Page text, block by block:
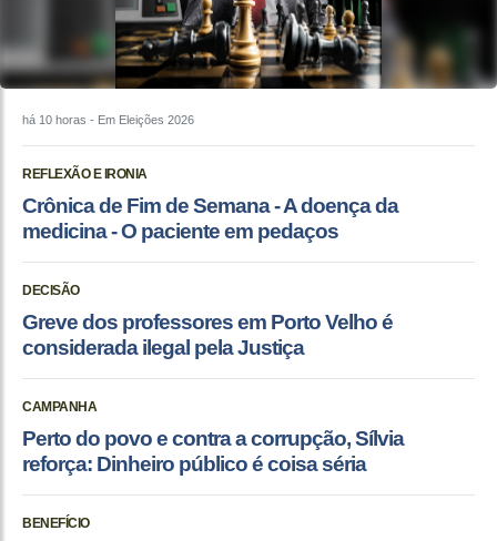
há 10 horas - Em Eleições 2026
REFLEXÃO E IRONIA
Crônica de Fim de Semana - A doença da
medicina - O paciente em pedaços
DECISÃO
Greve dos professores em Porto Velho é
considerada ilegal pela Justiça
CAMPANHA
Perto do povo e contra a corrupção, Sílvia
reforça: Dinheiro público é coisa séria
BENEFÍCIO